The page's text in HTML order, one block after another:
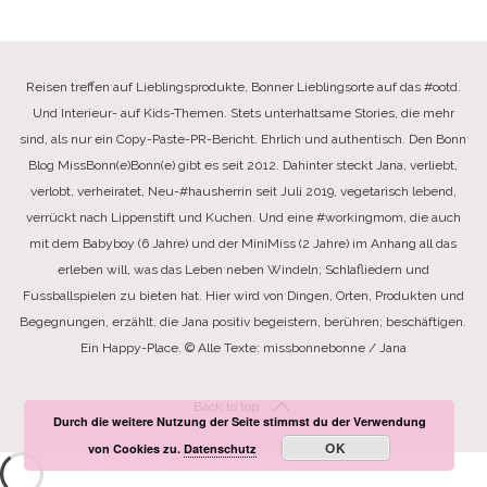
Reisen treffen auf Lieblingsprodukte, Bonner Lieblingsorte auf das #ootd.
Und Interieur- auf Kids-Themen. Stets unterhaltsame Stories, die mehr
sind, als nur ein Copy-Paste-PR-Bericht. Ehrlich und authentisch. Den Bonn
Blog MissBonn(e)Bonn(e) gibt es seit 2012. Dahinter steckt Jana, verliebt,
verlobt, verheiratet, Neu-#hausherrin seit Juli 2019, vegetarisch lebend,
verrückt nach Lippenstift und Kuchen. Und eine #workingmom, die auch
mit dem Babyboy (6 Jahre) und der MiniMiss (2 Jahre) im Anhang all das
erleben will, was das Leben neben Windeln, Schlafliedern und
Fussballspielen zu bieten hat. Hier wird von Dingen, Orten, Produkten und
Begegnungen, erzählt, die Jana positiv begeistern, berühren, beschäftigen.
Ein Happy-Place. © Alle Texte: missbonnebonne / Jana
Back to top
Durch die weitere Nutzung der Seite stimmst du der Verwendung
von Cookies zu.Datenschutz OK